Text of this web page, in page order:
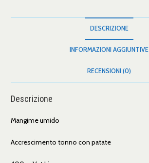
DESCRIZIONE
INFORMAZIONI AGGIUNTIVE
RECENSIONI (0)
Descrizione
Mangime umido
Accrescimento tonno con patate